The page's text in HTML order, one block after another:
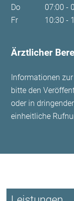
Do
07:00 -
Fr
10:30 -
Ärztlicher
Informationen
bitte den
oder in
einheitliche